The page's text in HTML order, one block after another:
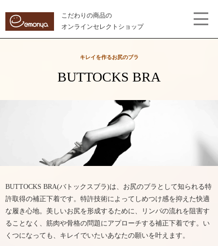
こだわりの商品の
オンラインセレクトショップ
キレイを作るお尻のブラ
BUTTOCKS BRA
BUTTOCKS BRA(バトックスブラ)は、お尻のブラとして知られる特
許取得の補正下着です。特許技術によってしめつけ感を抑えた快適
な履き心地。美しいお尻を形成するために、リンパの流れを阻害す
ることなく、筋肉や骨格の問題にアプローチする補正下着です。い
くつになっても、キレイでいたいあなたの願いを叶えます。